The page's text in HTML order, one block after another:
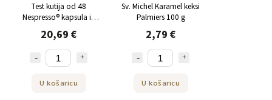
Test kutija od 48
Nespresso® kapsula iz
NEJKAFE 1 kom
20,69 €
U košaricu
Sv. Michel Karamel keksi
Palmiers 100 g
2,79 €
U košaricu